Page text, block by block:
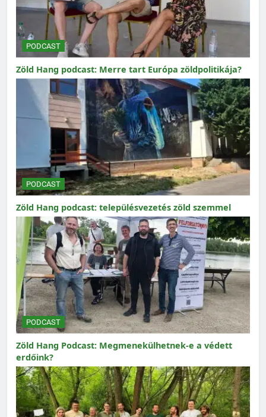
PODCAST
Zöld Hang podcast: Merre tart Európa zöldpolitikája?
PODCAST
Zöld Hang podcast: településvezetés zöld szemmel
PODCAST
Zöld Hang Podcast: Megmenekülhetnek-e a védett
erdőink?